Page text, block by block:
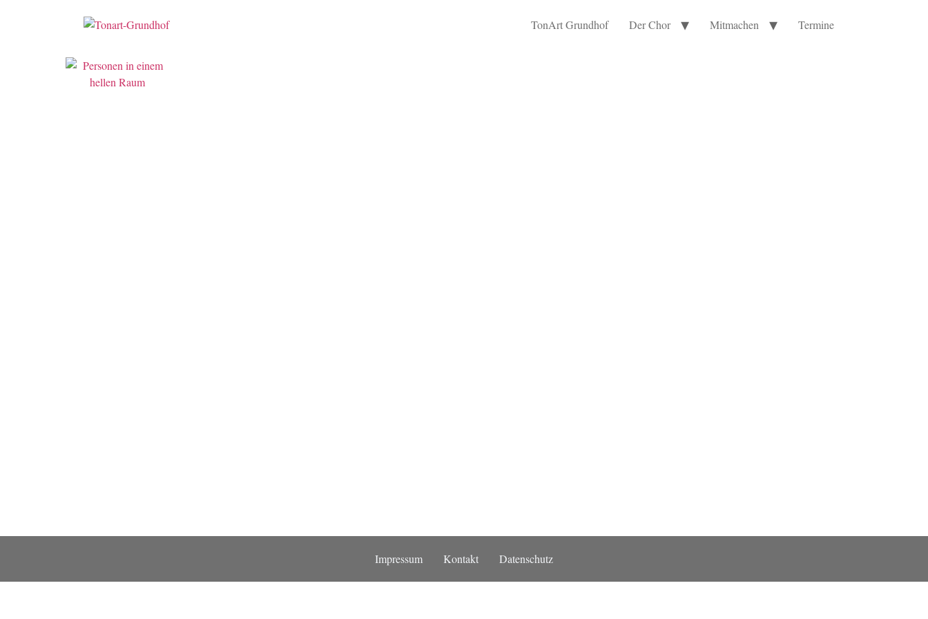
TonArt Grundhof Der Chor Mitmachen Termine
Impressum Kontakt Datenschutz